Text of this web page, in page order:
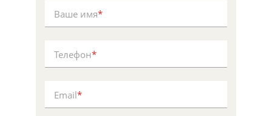
Ваше имя*
Телефон*
Email*